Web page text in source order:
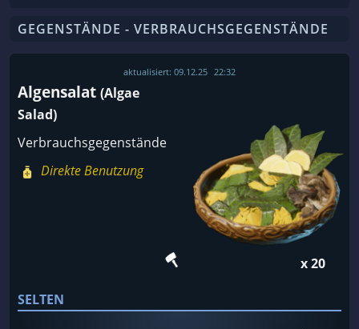
GEGENSTÄNDE - VERBRAUCHSGEGENSTÄNDE
aktualisiert: 09.12.25 22:32
Algensalat (Algae
Salad)
Verbrauchsgegenstände
Direkte Benutzung
x 20
SELTEN